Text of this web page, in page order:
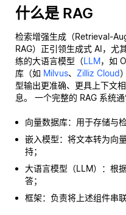
什么是 RAG
检索增强生成（Retrieval-
RAG）正引领生成式 AI，尤
练的大语言模型（LLM，如
库（如 Milvus、 Zilliz Cloud
型输出更准确、更具上下文
息。 一个完整的 RAG 系统
向量数据库：用于存储与
嵌入模型：将文本转为向
持；
大语言模型（LLM）：根
答；
框架：负责将上述组件串